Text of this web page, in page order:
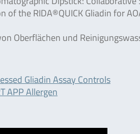
of the RIDA®QUICK Gliadin for
Oberflächen und
Gliadin Assay Controls
APP Allergen